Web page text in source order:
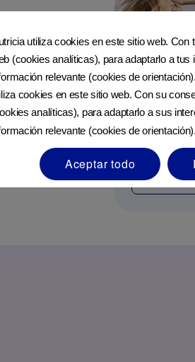
¿Cómo
LEER MÁS
utiliza cookies en este sitio web.
(cookies analíticas), para adaptarlo a
relevante (cookies de
cookies en este sitio web. Con su
analíticas), para adaptarlo a sus
relevante (cookies de
Aceptar todo